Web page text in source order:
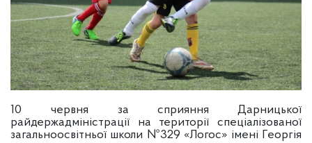
10 червня за сприяння Дарницької
райдержадміністрації на території спеціалізованої
загальноосвітньої школи №329 «Логос» імені Георгія